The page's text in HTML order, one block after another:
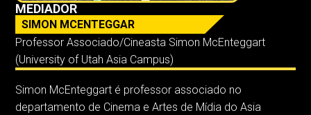
MEDIADOR
SIMON MCENTEGGAR
Professor Associado/Cineasta Simon McEnteggart
(University of Utah Asia Campus)
Simon McEnteggart é professor associado no
departamento de Cinema e Artes de Mídia do Asia